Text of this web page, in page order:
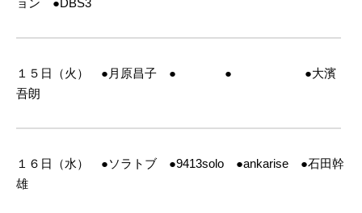
１５日（火） ●月原昌子 ● ● ●大濱
吾朗
１６日（水） ●ソラトブ ●9413solo ●ankarise ●石田幹
雄